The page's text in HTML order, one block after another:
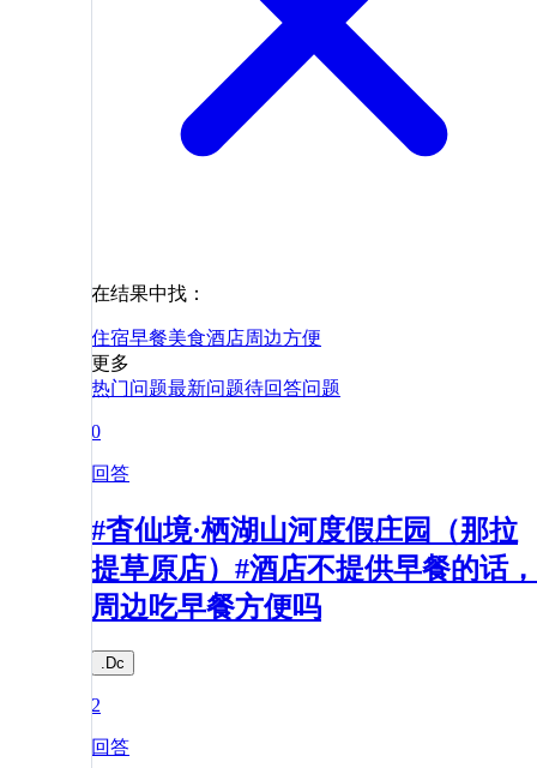
在结果中找：
住宿早餐美食酒店周边方便
更多
热门问题最新问题待回答问题
0
回答
#杳仙境·栖湖山河度假庄园（那拉
提草原店）#酒店不提供早餐的话，
周边吃早餐方便吗
.Dc
2
回答